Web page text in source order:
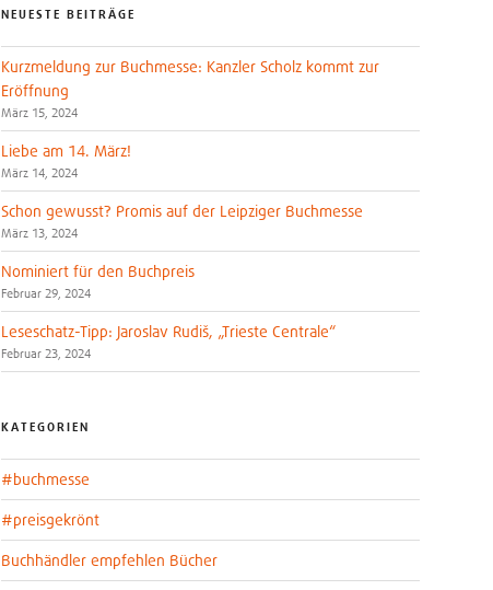
NEUESTE BEITRÄGE
Kurzmeldung zur Buchmesse: Kanzler Scholz kommt zur
Eröffnung
März 15, 2024
Liebe am 14. März!
März 14, 2024
Schon gewusst? Promis auf der Leipziger Buchmesse
März 13, 2024
Nominiert für den Buchpreis
Februar 29, 2024
Leseschatz-Tipp: Jaroslav Rudiš, „Trieste Centrale“
Februar 23, 2024
KATEGORIEN
#buchmesse
#preisgekrönt
Buchhändler empfehlen Bücher